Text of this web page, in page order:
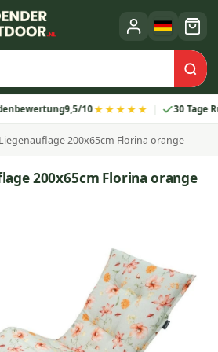
9,5/10★★★★★ 30 Tage
200x65cm Florina orange
200x65cm Florina orange